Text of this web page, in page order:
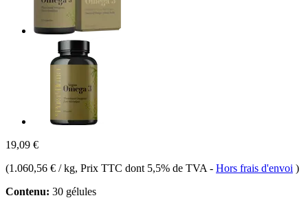
19,09 €
(1.060,56 € / kg, Prix TTC dont 5,5% de TVA - Hors frais d'envoi )
Contenu: 30 gélules